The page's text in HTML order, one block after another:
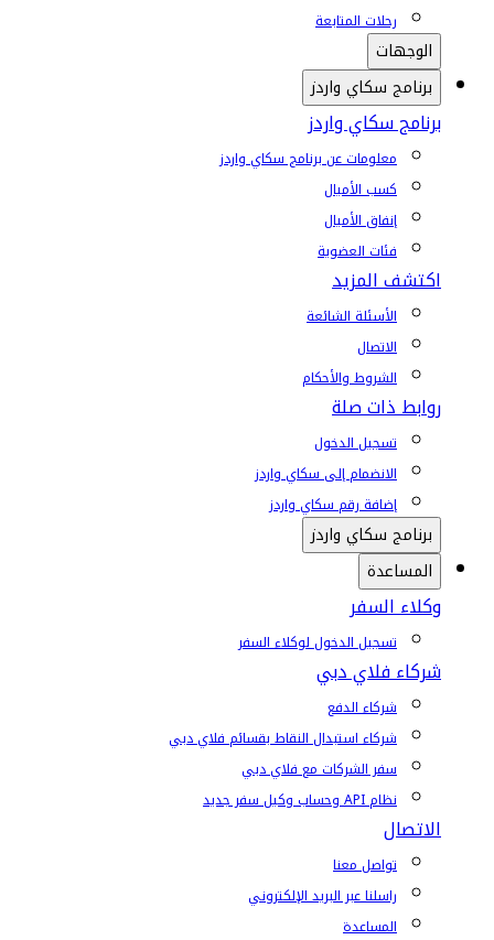
رحلات المتابعة
الوجهات
برنامج سكاي واردز
برنامج سكاي واردز
معلومات عن برنامج سكاي واردز
كسب الأميال
إنفاق الأميال
فئات العضوية
اكتشف المزيد
الأسئلة الشائعة
الاتصال
الشروط والأحكام
روابط ذات صلة
تسجيل الدخول
الانضمام إلى سكاي واردز
إضافة رقم سكاي واردز
برنامج سكاي واردز
المساعدة
وكلاء السفر
تسجيل الدخول لوكلاء السفر
شركاء فلاي دبي
شركاء الدفع
شركاء استبدال النقاط بقسائم فلاي دبي
سفر الشركات مع فلاي دبي
نظام API وحساب وكيل سفر جديد
الاتصال
تواصل معنا
راسلنا عبر البريد الإلكتروني
المساعدة